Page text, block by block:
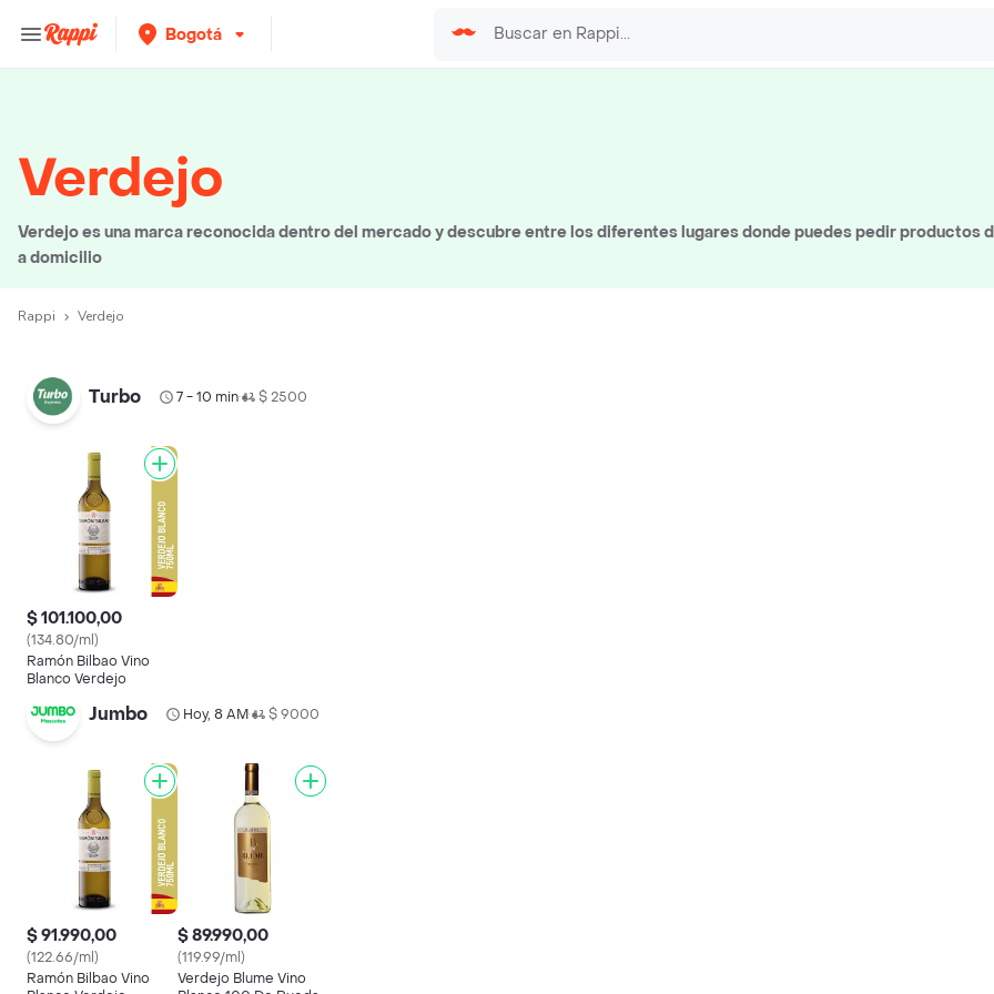
Bogotá
Verdejo
Verdejo es una marca reconocida dentro del mercado y descubre entre los diferentes lugares donde puedes pedir productos
a domicilio
Rappi Verdejo
Turbo 7 - 10 min• $ 2500
$ 101.100,00
(134.80/ml)
Ramón Bilbao Vino
Blanco Verdejo
Jumbo Hoy, 8 AM• $ 9000
$ 91.990,00
(122.66/ml)
Ramón Bilbao Vino
$ 89.990,00
(119.99/ml)
Verdejo Blume Vino